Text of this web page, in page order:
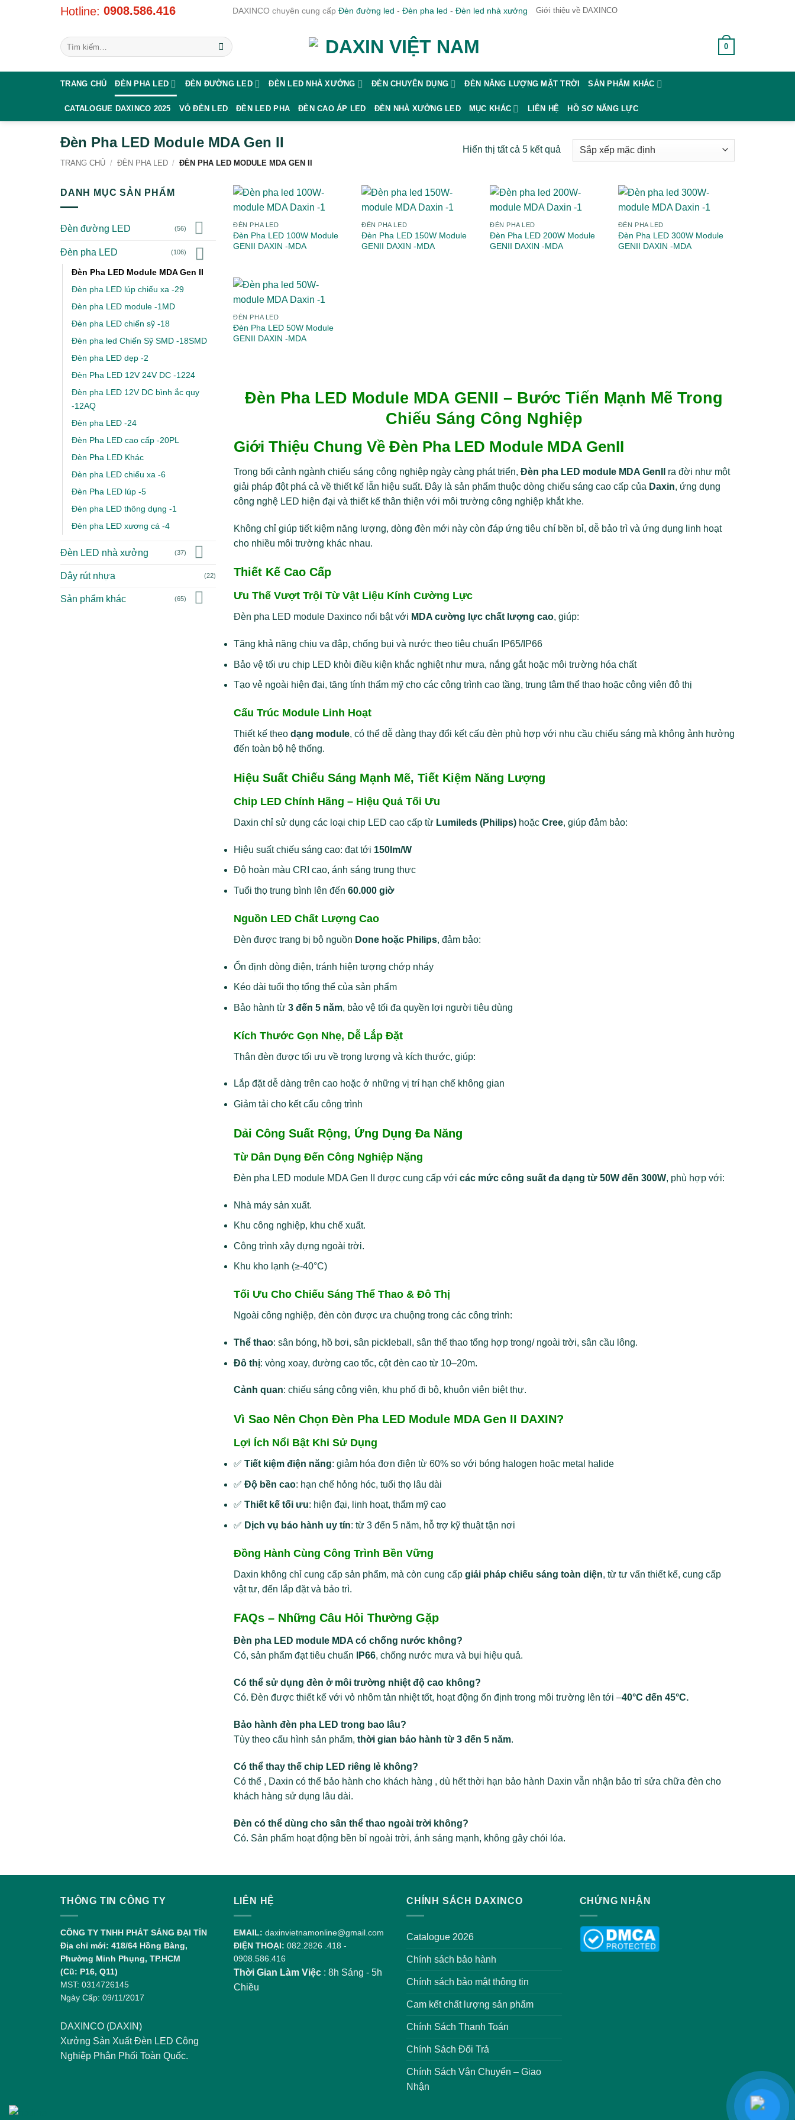
Hotline: 0908.586.416 DAXINCO chuyên cung cấp Đèn đường led - Đèn pha led - Đèn led nhà xưởng Giới thiệu về DAXINCO
Tìm
kiếm:
0
TRANG CHỦ ĐÈN PHA LED ĐÈN ĐƯỜNG LED ĐÈN LED NHÀ XƯỞNG ĐÈN CHUYÊN DỤNG ĐÈN NĂNG LƯỢNG MẶT TRỜI SẢN PHẨM KHÁC
CATALOGUE DAXINCO 2025 VỎ ĐÈN LED ĐÈN LED PHA ĐÈN CAO ÁP LED ĐÈN NHÀ XƯỞNG LED MỤC KHÁC LIÊN HỆ HỒ SƠ NĂNG LỰC
Đèn Pha LED Module MDA Gen II
TRANG CHỦ / ĐÈN PHA LED / ĐÈN PHA LED MODULE MDA GEN II
Hiển thị tất cả 5 kết quả
DANH MỤC SẢN PHẨM
Đèn đường LED (56)
Đèn pha LED (106)
Đèn Pha LED Module MDA Gen II
Đèn pha LED lúp chiếu xa -29
Đèn pha LED module -1MD
Đèn pha LED chiến sỹ -18
Đèn pha led Chiến Sỹ SMD -18SMD
Đèn pha LED dẹp -2
Đèn Pha LED 12V 24V DC -1224
Đèn pha LED 12V DC bình ắc quy
-12AQ
Đèn pha LED -24
Đèn Pha LED cao cấp -20PL
Đèn Pha LED Khác
Đèn pha LED chiếu xa -6
Đèn Pha LED lúp -5
Đèn pha LED thông dụng -1
Đèn pha LED xương cá -4
Đèn LED nhà xưởng (37)
Dây rút nhựa (22)
Sản phẩm khác (65)
ĐÈN PHA LED
Đèn Pha LED 100W Module
GENII DAXIN -MDA
ĐÈN PHA LED
Đèn Pha LED 150W Module
GENII DAXIN -MDA
ĐÈN PHA LED
Đèn Pha LED 200W Module
GENII DAXIN -MDA
ĐÈN PHA LED
Đèn Pha LED 300W Module
GENII DAXIN -MDA
ĐÈN PHA LED
Đèn Pha LED 50W Module
GENII DAXIN -MDA
Đèn Pha LED Module MDA GENII – Bước Tiến Mạnh Mẽ Trong
Chiếu Sáng Công Nghiệp
Giới Thiệu Chung Về Đèn Pha LED Module MDA GenII
Trong bối cảnh ngành chiếu sáng công nghiệp ngày càng phát triển, Đèn pha LED module MDA GenII
ra đời như một
giải pháp đột phá cả về thiết kế lẫn hiệu suất. Đây là sản phẩm thuộc dòng chiếu sáng cao cấp của Daxin, ứng dụng
công nghệ LED hiện đại và thiết kế thân thiện với môi trường công nghiệp khắt khe.
Không chỉ giúp tiết kiệm năng lượng, dòng đèn mới này còn đáp ứng tiêu chí bền bỉ, dễ bảo trì và ứng dụng linh hoạt
cho nhiều môi trường khác nhau.
Thiết Kế Cao Cấp
Ưu Thế Vượt Trội Từ Vật Liệu Kính Cường Lực
Đèn pha LED module Daxinco nổi bật với MDA cường lực chất lượng cao, giúp:
Tăng khả năng chịu va đập, chống bụi và nước theo tiêu chuẩn IP65/IP66
Bảo vệ tối ưu chip LED khỏi điều kiện khắc nghiệt như mưa, nắng gắt hoặc môi trường hóa chất
Tạo vẻ ngoài hiện đại, tăng tính thẩm mỹ cho các công trình cao tầng, trung tâm thể thao hoặc công viên đô thị
Cấu Trúc Module Linh Hoạt
Thiết kế theo dạng module, có thể dễ dàng thay đổi kết cấu đèn phù hợp với nhu cầu chiếu sáng mà không ảnh hưởng
đến toàn bộ hệ thống.
Hiệu Suất Chiếu Sáng Mạnh Mẽ, Tiết Kiệm Năng Lượng
Chip LED Chính Hãng – Hiệu Quả Tối Ưu
Daxin chỉ sử dụng các loại chip LED cao cấp từ Lumileds (Philips)hoặc Cree, giúp đảm bảo:
Hiệu suất chiếu sáng cao: đạt tới 150lm/W
Độ hoàn màu CRI cao, ánh sáng trung thực
Tuổi thọ trung bình lên đến 60.000 giờ
Nguồn LED Chất Lượng Cao
Đèn được trang bị bộ nguồn Done hoặc Philips, đảm bảo:
Ổn định dòng điện, tránh hiện tượng chớp nháy
Kéo dài tuổi thọ tổng thể của sản phẩm
Bảo hành từ 3 đến 5 năm, bảo vệ tối đa quyền lợi người tiêu dùng
Kích Thước Gọn Nhẹ, Dễ Lắp Đặt
Thân đèn được tối ưu về trọng lượng và kích thước, giúp:
Lắp đặt dễ dàng trên cao hoặc ở những vị trí hạn chế không gian
Giảm tải cho kết cấu công trình
Dải Công Suất Rộng, Ứng Dụng Đa Năng
Từ Dân Dụng Đến Công Nghiệp Nặng
Đèn pha LED module MDA Gen II được cung cấp với các mức công suất đa dạng từ 50W đến 300W, phù hợp với:
Nhà máy sản xuất.
Khu công nghiệp, khu chế xuất.
Công trình xây dựng ngoài trời.
Khu kho lạnh (≥-40°C)
Tối Ưu Cho Chiếu Sáng Thể Thao & Đô Thị
Ngoài công nghiệp, đèn còn được ưa chuộng trong các công trình:
Thể thao: sân bóng, hồ bơi, sân pickleball, sân thể thao tổng hợp trong/ ngoài trời, sân cầu lông.
Đô thị: vòng xoay, đường cao tốc, cột đèn cao từ 10–20m.
Cảnh quan: chiếu sáng công viên, khu phố đi bộ, khuôn viên biệt thự.
Vì Sao Nên Chọn Đèn Pha LED Module MDA Gen II DAXIN?
Lợi Ích Nổi Bật Khi Sử Dụng
✅ Tiết kiệm điện năng: giảm hóa đơn điện từ 60% so với bóng halogen hoặc metal halide
✅ Độ bền cao: hạn chế hỏng hóc, tuổi thọ lâu dài
✅ Thiết kế tối ưu: hiện đại, linh hoạt, thẩm mỹ cao
✅ Dịch vụ bảo hành uy tín: từ 3 đến 5 năm, hỗ trợ kỹ thuật tận nơi
Đồng Hành Cùng Công Trình Bền Vững
Daxin không chỉ cung cấp sản phẩm, mà còn cung cấp giải pháp chiếu sáng toàn diện, từ tư vấn thiết kế, cung cấp
vật tư, đến lắp đặt và bảo trì.
FAQs – Những Câu Hỏi Thường Gặp
Đèn pha LED module MDA có chống nước không?
Có, sản phẩm đạt tiêu chuẩn IP66, chống nước mưa và bụi hiệu quả.
Có thể sử dụng đèn ở môi trường nhiệt độ cao không?
Có. Đèn được thiết kế với vỏ nhôm tản nhiệt tốt, hoạt động ổn định trong môi trường lên tới –40°C đến 45°C.
Bảo hành đèn pha LED trong bao lâu?
Tùy theo cấu hình sản phẩm, thời gian bảo hành từ 3 đến 5 năm.
Có thể thay thế chip LED riêng lẻ không?
Có thể , Daxin có thể bảo hành cho khách hàng , dù hết thời hạn bảo hành Daxin vẫn nhận bảo trì sửa chữa đèn cho
khách hàng sử dụng lâu dài.
Đèn có thể dùng cho sân thể thao ngoài trời không?
Có. Sản phẩm hoạt động bền bỉ ngoài trời, ánh sáng mạnh, không gây chói lóa.
THÔNG TIN CÔNG TY
CÔNG TY TNHH PHÁT SÁNG ĐẠI TÍN
Địa chỉ mới: 418/64 Hồng Bàng,
Phường Minh Phụng, TP.HCM
(Cũ: P16, Q11)
MST: 0314726145
Ngày Cấp: 09/11/2017
DAXINCO (DAXIN)
Xưởng Sản Xuất Đèn LED Công
Nghiệp Phân Phối Toàn Quốc.
LIÊN HỆ
EMAIL: daxinvietnamonline@gmail.com
ĐIỆN THOẠI: 082.2826 .418-
0908.586.416
Thời Gian Làm Việc: 8h Sáng - 5h
Chiều
CHÍNH SÁCH DAXINCO
Catalogue 2026
Chính sách bảo hành
Chính sách bảo mật thông tin
Cam kết chất lượng sản phẩm
Chính Sách Thanh Toán
Chính Sách Đổi Trả
Chính Sách Vận Chuyển – Giao
Nhận
CHỨNG NHẬN